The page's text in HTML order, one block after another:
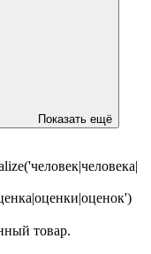
Показать ещё
товар.